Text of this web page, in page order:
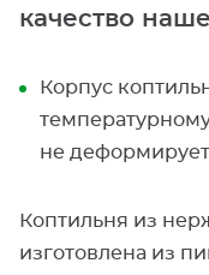
качество
Корпус
не
Коптильня из
изготовлена из